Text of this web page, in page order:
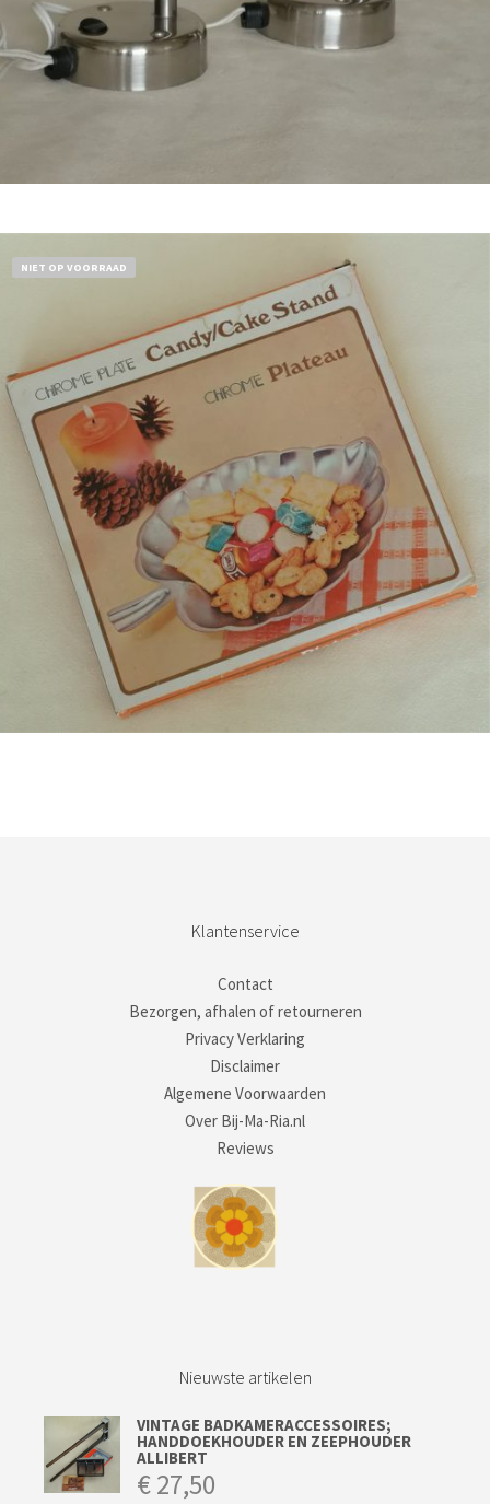
NIET OP VOORRAAD
Klantenservice
Contact
Bezorgen, afhalen of retourneren
Privacy Verklaring
Disclaimer
Algemene Voorwaarden
Over Bij-Ma-Ria.nl
Reviews
Nieuwste artikelen
VINTAGE BADKAMERACCESSOIRES;
HANDDOEKHOUDER EN ZEEPHOUDER
ALLIBERT
€27,50